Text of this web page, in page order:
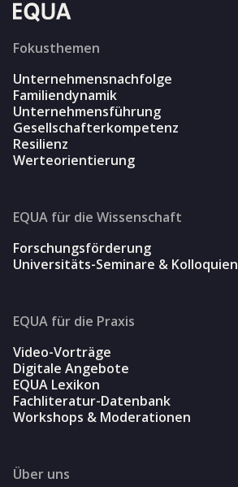
Fokusthemen
Unternehmensnachfolge
Familiendynamik
Unternehmensführung
Gesellschafterkompetenz
Resilienz
Werteorientierung
EQUA für die Wissenschaft
Forschungsförderung
Universitäts-Seminare & Kolloquien
EQUA für die Praxis
Video-Vorträge
Digitale Angebote
EQUA Lexikon
Fachliteratur-Datenbank
Workshops & Moderationen
Über uns